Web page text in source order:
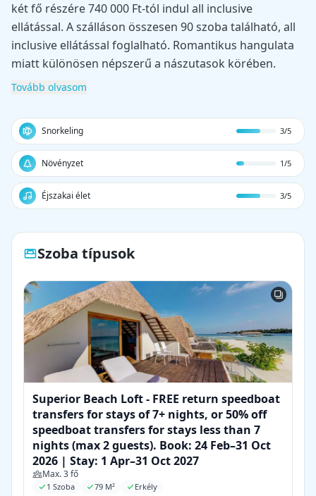
két fő részére 740 000 Ft-tól indul all inclusive
ellátással. A szálláson összesen 90 szoba található, all
inclusive ellátással foglalható. Romantikus hangulata
miatt különösen népszerű a nászutasok körében.
Tovább olvasom
Snorkeling 3/5
Növényzet 1/5
Éjszakai élet 3/5
Szoba típusok
Superior Beach Loft - FREE return speedboat
transfers for stays of 7+ nights, or 50% off
speedboat transfers for stays less than 7
nights (max 2 guests). Book: 24 Feb–31 Oct
2026 | Stay: 1 Apr–31 Oct 2027
Max. 3 fő
1 Szoba 79 M²
Erkély